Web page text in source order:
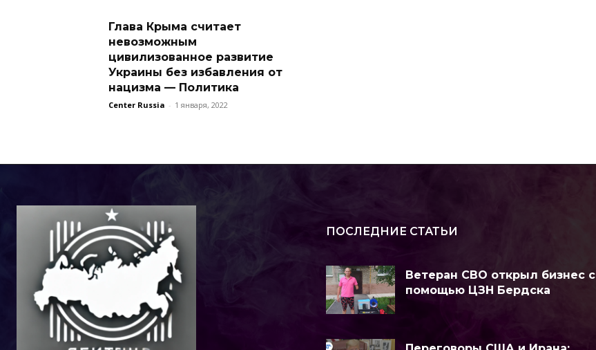
Глава Крыма считает
невозможным
цивилизованное развитие
Украины без избавления от
нацизма — Политика
Center Russia - 1 января, 2022
ПОСЛЕДНИЕ СТАТЬИ
Ветеран СВО открыл бизнес с
помощью ЦЗН Бердска